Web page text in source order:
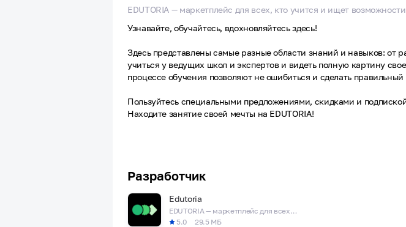
EDUTORIA — маркетплейс для всех, кто учится и ищет
Узнавайте, обучайтесь, вдохновляйтесь здесь!
Здесь представлены самые разные области знаний и навыков:
учиться у ведущих школ и экспертов и видеть полную картину
процессе обучения позволяют не ошибиться и сделать
Пользуйтесь специальными предложениями, скидками и
Находите занятие своей мечты на EDUTORIA!
Разработчик
Edutoria
EDUTORIA — маркетплейс для всех, кто учится и ищет возможности для развития.
5.0
29.5 МБ